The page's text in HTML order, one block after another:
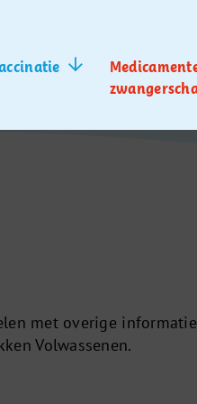
met overige
Volwassenen.